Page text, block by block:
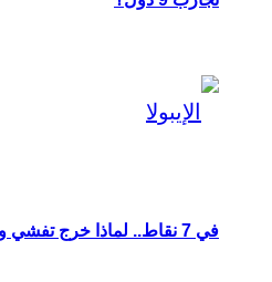
في 7 نقاط.. لماذا خرج تفشي وباء إيبولا عن السيطرة؟